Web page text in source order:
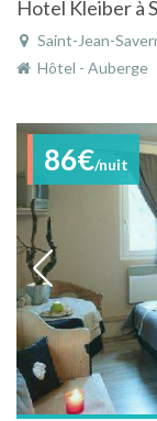
Hotel Kleiber à
Saint-Jean-
Hôtel - Auberge
86€/nuit